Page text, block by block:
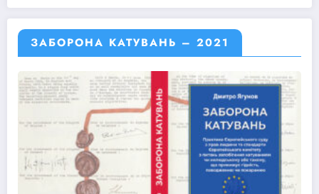
ЗАБОРОНА КАТУВАНЬ – 2021